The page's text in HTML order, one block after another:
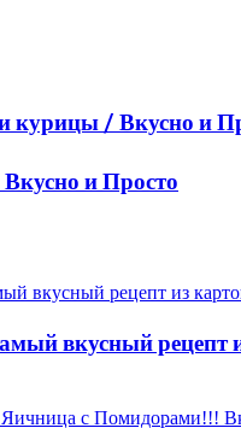
курицы / Вкусно и
и Просто
вкусный рецепт